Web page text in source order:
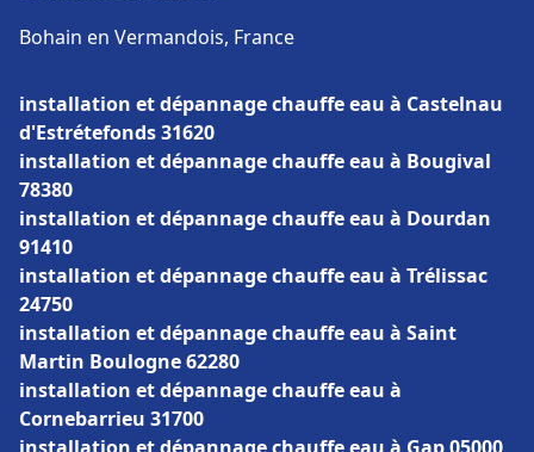
Bohain en Vermandois, France
installation et dépannage chauffe eau à Castelnau
d'Estrétefonds 31620
installation et dépannage chauffe eau à Bougival
78380
installation et dépannage chauffe eau à Dourdan
91410
installation et dépannage chauffe eau à Trélissac
24750
installation et dépannage chauffe eau à Saint
Martin Boulogne 62280
installation et dépannage chauffe eau à
Cornebarrieu 31700